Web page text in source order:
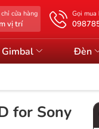
cửa hàng
vị trí
Gọi mua
Gimbal Đèn
for Sony